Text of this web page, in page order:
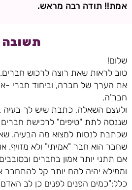
אמת!! תודה רבה מראש.
תשובה
שלום!
טוב לראות שאת רוצה לרכוש
את הערך של חברה, וביחוד חברי -
חבר'ה.
ולעצם השאלה, כתבת שיש לך בעיה
שננסה לתת "טיפים" לרכישת חברים
שכתבת לנסות למצוא מה הבעיה.
שחבר הוא חבר "אמיתי" ולא מזויף.
אם תתני יותר אמון בחברים
וממילא יהיה להם יותר קל להתחבר
כלל:"כמים הפנים לפנים כן לב